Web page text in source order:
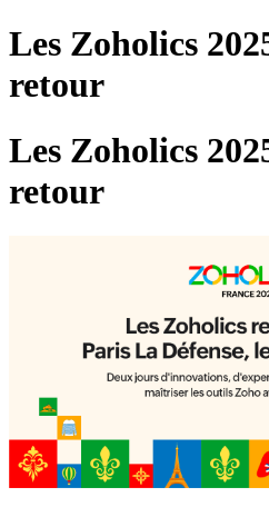
Les Zoholics
retour
Les Zoholics
retour